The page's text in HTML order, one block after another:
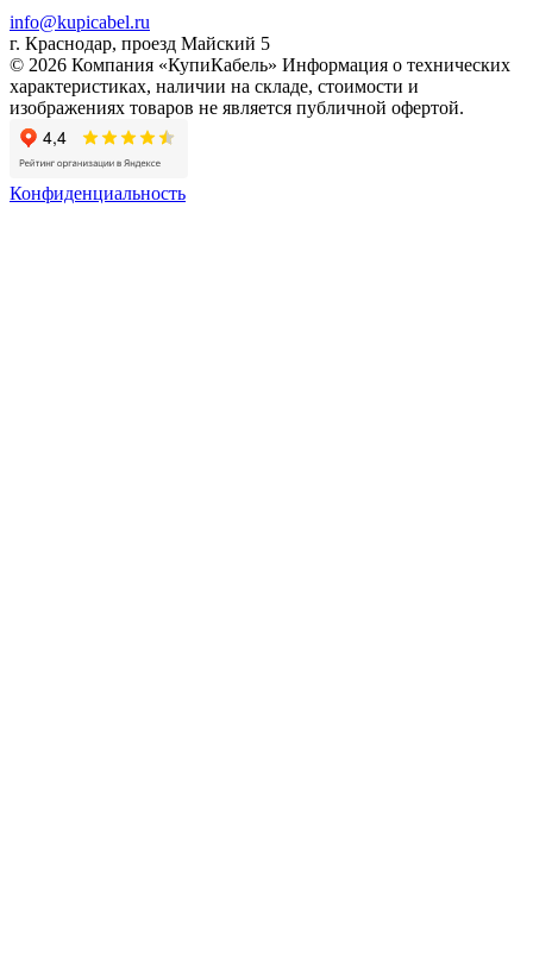
info@kupicabel.ru
г. Краснодар, проезд Майский 5
© 2026 Компания «КупиКабель» Информация о технических
характеристиках, наличии на складе, стоимости и
изображениях товаров не является публичной офертой.
Конфиденциальность